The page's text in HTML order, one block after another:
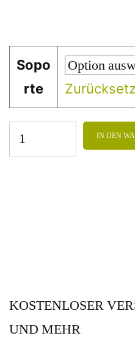
Sopo
rte
IN DEN
KOSTENLOSER
UND MEHR